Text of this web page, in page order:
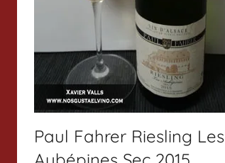
Paul Fahrer Riesling Les